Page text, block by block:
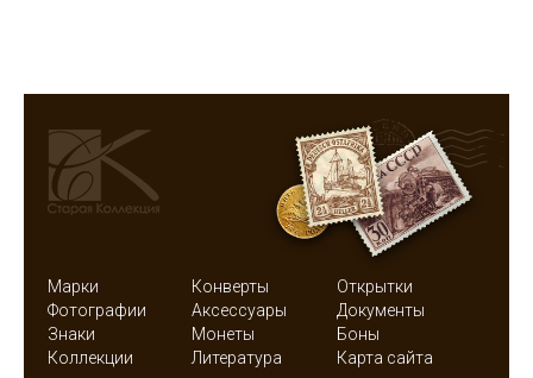
Марки Конверты
Открытки
Фотографии
Аксессуары
Документы
Знаки
Монеты
Боны
Коллекции
Литература Карта сайта